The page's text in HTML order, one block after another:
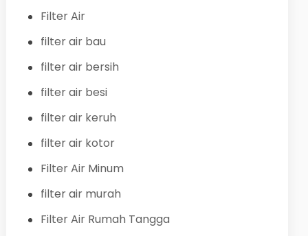
Filter Air
filter air bau
filter air bersih
filter air besi
filter air keruh
filter air kotor
Filter Air Minum
filter air murah
Filter Air Rumah Tangga